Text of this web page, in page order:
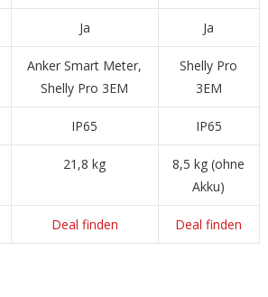
Ja Ja
Anker Smart Meter,
Shelly Pro 3EM
Shelly Pro
3EM
IP65 IP65
21,8 kg
8,5 kg (ohne
Akku)
Deal finden Deal finden